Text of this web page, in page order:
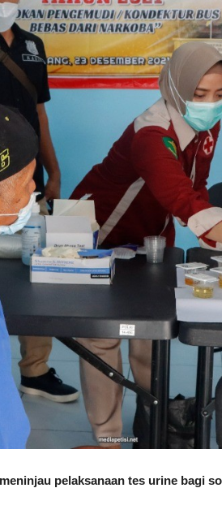
pelaksanaan tes urine bagi